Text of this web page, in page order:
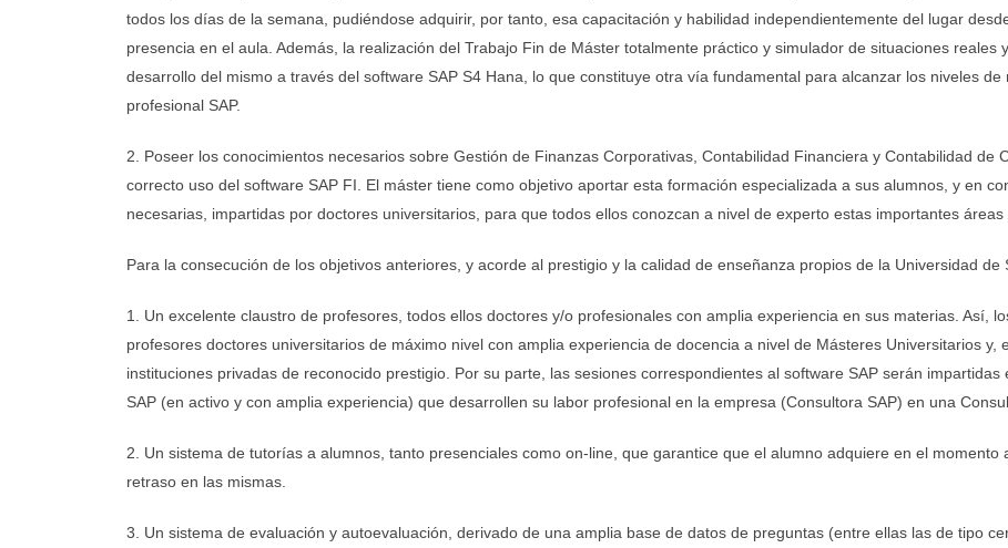
todos los días de la semana, pudiéndose adquirir, por tanto, esa capacitación y habilidad independientemente del lugar
presencia en el aula. Además, la realización del Trabajo Fin de Máster totalmente práctico y simulador de situaciones
desarrollo del mismo a través del software SAP S4 Hana, lo que constituye otra vía fundamental para alcanzar los niveles
profesional SAP.
2. Poseer los conocimientos necesarios sobre Gestión de Finanzas Corporativas, Contabilidad Financiera y Contabilidad de
correcto uso del software SAP FI. El máster tiene como objetivo aportar esta formación especializada a sus alumnos, y en
necesarias, impartidas por doctores universitarios, para que todos ellos conozcan a nivel de experto estas importantes áreas
Para la consecución de los objetivos anteriores, y acorde al prestigio y la calidad de enseñanza propios de la Universidad de
1. Un excelente claustro de profesores, todos ellos doctores y/o profesionales con amplia experiencia en sus materias. Así,
profesores doctores universitarios de máximo nivel con amplia experiencia de docencia a nivel de Másteres Universitarios
instituciones privadas de reconocido prestigio. Por su parte, las sesiones correspondientes al software SAP serán
SAP (en activo y con amplia experiencia) que desarrollen su labor profesional en la empresa (Consultora SAP) en una
2. Un sistema de tutorías a alumnos, tanto presenciales como on-line, que garantice que el alumno adquiere en el
retraso en las mismas.
3. Un sistema de evaluación y autoevaluación, derivado de una amplia base de datos de preguntas (entre ellas las de tipo